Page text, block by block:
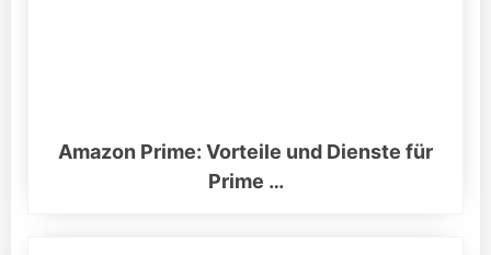
Amazon Prime: Vorteile und Dienste für
Prime …